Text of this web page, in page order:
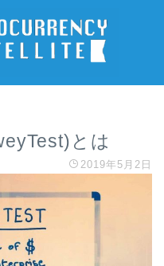
とは
2019年5月2日